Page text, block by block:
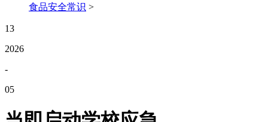
食品安全常识 >
13
2026
-
05